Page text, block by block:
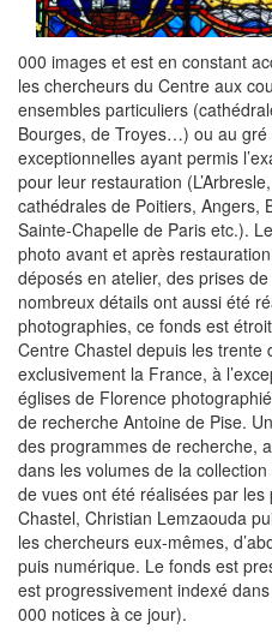
000 images et est en constant
les chercheurs du Centre aux
ensembles particuliers
Bourges, de Troyes…) ou au gré
exceptionnelles ayant permis
pour leur restauration
cathédrales de Poitiers, Angers,
Sainte-Chapelle de Paris etc.).
photo avant et après
déposés en atelier, des prises
nombreux détails ont aussi été
photographies, ce fonds est
Centre Chastel depuis les
exclusivement la France, à
églises de Florence
de recherche Antoine de Pise.
des programmes de recherche,
dans les volumes de la
de vues ont été réalisées par
Chastel, Christian Lemzaouda
les chercheurs eux-mêmes,
puis numérique. Le fonds est
est progressivement indexé
000 notices à ce jour).